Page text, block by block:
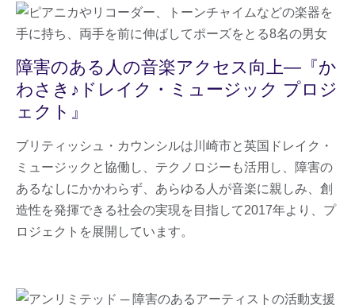
障害のある人の音楽アクセス向上―『か
わさき♪ドレイク・ミュージック プロジ
ェクト』
ブリティッシュ・カウンシルは川崎市と英国ドレイク・
ミュージックと協働し、テクノロジーも活用し、障害の
あるなしにかかわらず、あらゆる人が音楽に親しみ、創
造性を発揮できる社会の実現を目指して2017年より、プ
ロジェクトを展開しています。